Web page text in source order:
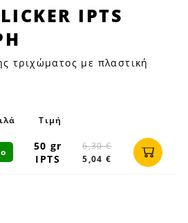
IPTS
τριχώματος με πλαστική
Τιμή
50 gr
IPTS
6,30 €
5,04 €